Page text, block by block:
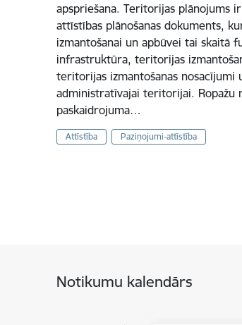
apspriešana. Teritorijas plānojums
attīstības plānošanas dokuments,
izmantošanai un apbūvei tai skaitā
infrastruktūra, teritorijas
teritorijas izmantošanas nosacījumi
administratīvajai teritorijai. Ropažu
paskaidrojuma…
Attīstība Paziņojumi-attīstība
Notikumu kalendārs